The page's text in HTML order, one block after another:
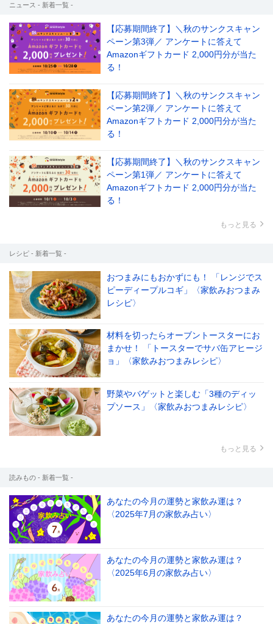
ニュース - 新着一覧 -
【応募期間終了】＼秋のサンクスキャン
ペーン第3弾／ アンケートに答えて
Amazonギフトカード 2,000円分が当た
る！
【応募期間終了】＼秋のサンクスキャン
ペーン第2弾／ アンケートに答えて
Amazonギフトカード 2,000円分が当た
る！
【応募期間終了】＼秋のサンクスキャン
ペーン第1弾／ アンケートに答えて
Amazonギフトカード 2,000円分が当た
る！
もっと見る
レシピ - 新着一覧 -
おつまみにもおかずにも！ 「レンジでス
ピーディープルコギ」〈家飲みおつまみ
レシピ〉
材料を切ったらオーブントースターにお
まかせ！ 「トースターでサバ缶アヒージ
ョ」〈家飲みおつまみレシピ〉
野菜やバゲットと楽しむ「3種のディッ
プソース」〈家飲みおつまみレシピ〉
もっと見る
読みもの - 新着一覧 -
あなたの今月の運勢と家飲み運は？
〈2025年7月の家飲み占い〉
あなたの今月の運勢と家飲み運は？
〈2025年6月の家飲み占い〉
あなたの今月の運勢と家飲み運は？